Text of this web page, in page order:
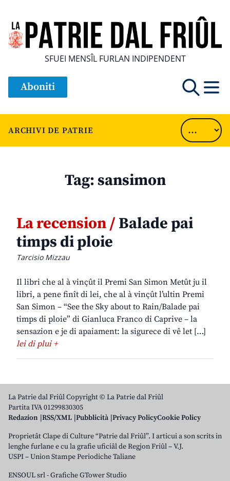
SFUEI MENSÎL FURLAN INDIPENDENT
Aboniti
ARCHIVI DE PATRIE
Tag: sansimon
La recension /Balade pai
timps di ploie
Tarcisio Mizzau
Il libri che al à vinçût il Premi San Simon Metût ju il
libri, a pene finît di lei, che al à vinçût l’ultin Premi
San Simon – “See the Sky about to Rain/Balade pai
timps di ploie” di Gianluca Franco di Caprive – la
sensazion e je di apaiament: la sigurece di vê let […]
lei di plui +
La Patrie dal Friûl Copyright © La Patrie dal Friûl
Partita IVA 01299830305
Redazion RSS/XML Pubblicità Privacy PolicyCookie Policy
Proprietât Clape di Culture “Patrie dal Friûl”. I articui a son scrits in
lenghe furlane e cu la grafie uficiâl de Regjon Friûl – V.J.
USPI – Union Stampe Periodiche Taliane
ENSOUL srl-Grafiche GTower Studio